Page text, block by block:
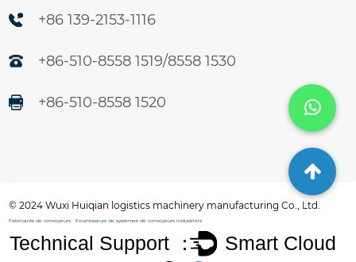
+86 139-2153-1116
+86-510-8558 1519/8558 1530
+86-510-8558 1520
© 2024Wuxi Huiqian logistics machinery manufacturing Co., Ltd.
Fabricants de convoyeurs Fournisseurs de systèmes de convoyeurs industriels